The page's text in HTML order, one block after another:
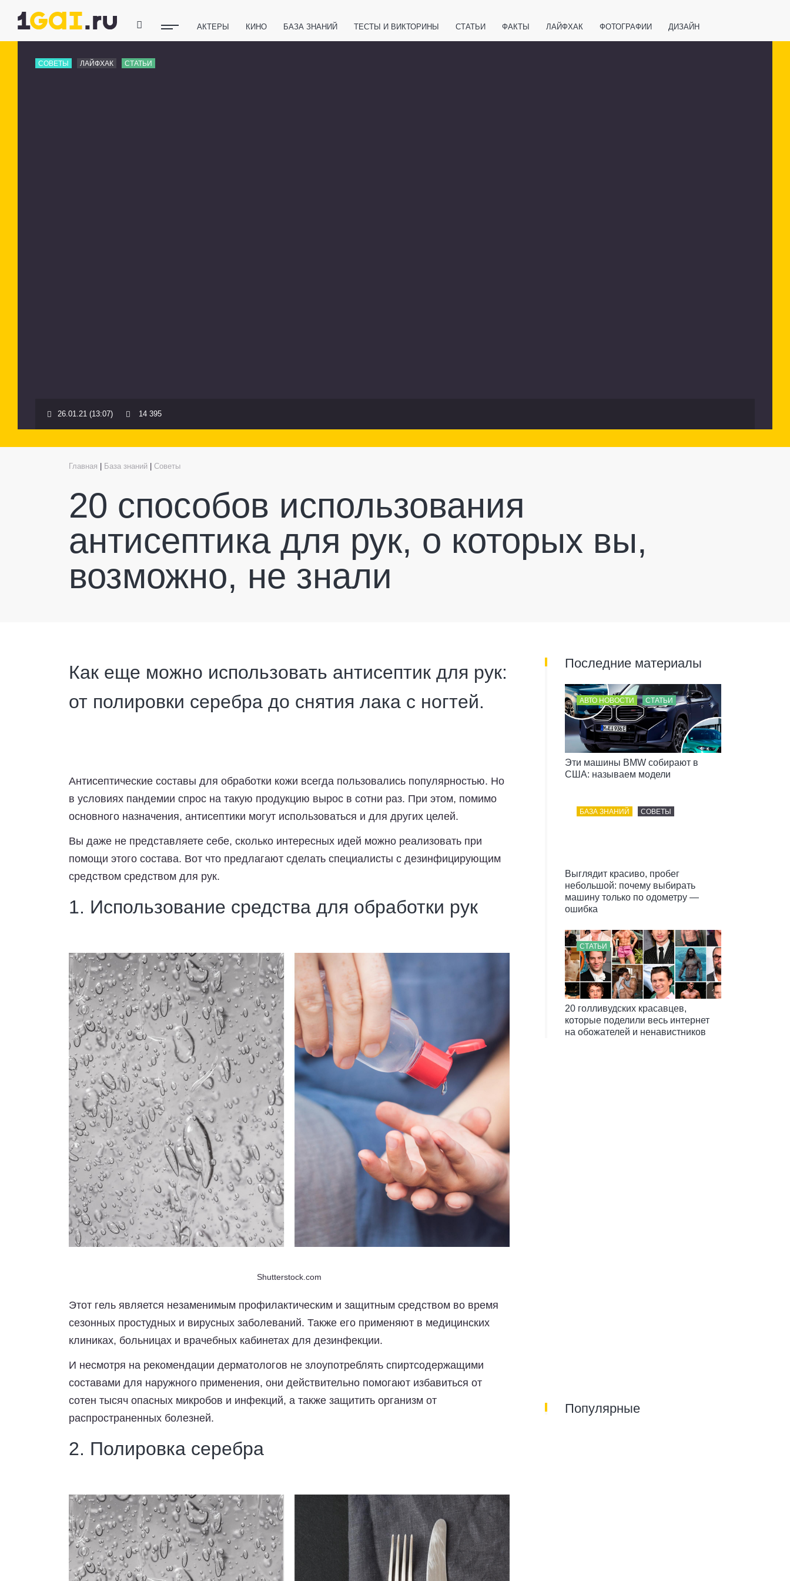
АКТЕРЫ КИНО БАЗА ЗНАНИЙ ТЕСТЫ И ВИКТОРИНЫ СТАТЬИ ФАКТЫ ЛАЙФХАК ФОТОГРАФИИ ДИЗАЙН
СОВЕТЫ ЛАЙФХАК СТАТЬИ
26.01.21 (13:07) 14 395
Главная База знаний Советы
20 способов использования
антисептика для рук, о которых вы,
возможно, не знали
Как еще можно использовать антисептик для рук:
от полировки серебра до снятия лака с ногтей.
Антисептические составы для обработки кожи всегда пользовались популярностью. Но
в условиях пандемии спрос на такую продукцию вырос в сотни раз. При этом, помимо
основного назначения, антисептики могут использоваться и для других целей.
Вы даже не представляете себе, сколько интересных идей можно реализовать при
помощи этого состава. Вот что предлагают сделать специалисты с дезинфицирующим
средством средством для рук.
1. Использование средства для обработки рук
Shutterstock.com
Этот гель является незаменимым профилактическим и защитным средством во время
сезонных простудных и вирусных заболеваний. Также его применяют в медицинских
клиниках, больницах и врачебных кабинетах для дезинфекции.
И несмотря на рекомендации дерматологов не злоупотреблять спиртсодержащими
составами для наружного применения, они действительно помогают избавиться от
сотен тысяч опасных микробов и инфекций, а также защитить организм от
распространенных болезней.
2. Полировка серебра
Последние материалы
АВТО НОВОСТИ СТАТЬИ
Эти машины BMW собирают в
США: называем модели
БАЗА ЗНАНИЙ СОВЕТЫ
Выглядит красиво, пробег
небольшой: почему выбирать
машину только по одометру —
ошибка
СТАТЬИ
20 голливудских красавцев,
которые поделили весь интернет
на обожателей и ненавистников
Популярные